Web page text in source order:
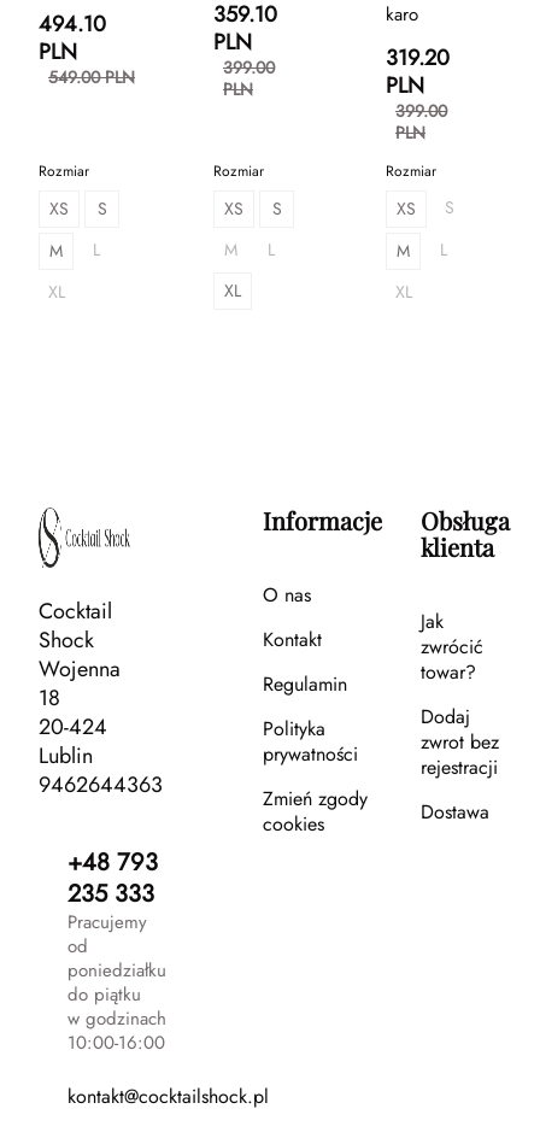
494.10
PLN
549.00 PLN
Rozmiar
XS
S
M
L
XL
359.10
PLN
399.00
PLN
Rozmiar
XS
S
M
L
XL
karo
319.20
PLN
399.00
PLN
Rozmiar
XS
S
M
L
XL
Cocktail
Shock
Wojenna
18
20-424
Lublin
9462644363
+48 793
235 333
Pracujemy
od
poniedziałku
do piątku
w godzinach
10:00-16:00
kontakt@cocktailshock.pl
Informacje
O nas
Kontakt
Regulamin
Polityka
prywatności
Zmień zgody
cookies
Obsługa
klienta
Jak
zwrócić
towar?
Dodaj
zwrot bez
rejestracji
Dostawa